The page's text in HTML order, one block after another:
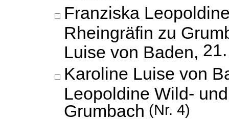
Franziska
Rheingräfin zu
Luise von Baden,
Karoline Luise von
Leopoldine Wild-
Grumbach (Nr. 4)